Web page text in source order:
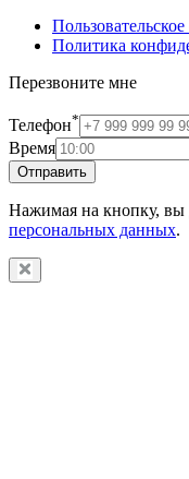
Политика
Перезвоните мне
Телефон*
Время
Отправить
Нажимая на кнопку, вы
персональных данных.